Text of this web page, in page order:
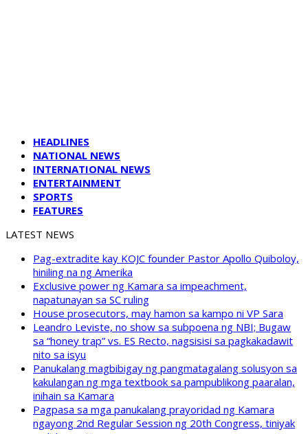
HEADLINES
NATIONAL NEWS
INTERNATIONAL NEWS
ENTERTAINMENT
SPORTS
FEATURES
LATEST NEWS
Pag-extradite kay KOJC founder Pastor Apollo Quiboloy,
hiniling na ng Amerika
Exclusive power ng Kamara sa impeachment,
napatunayan sa SC ruling
House prosecutors, may hamon sa kampo ni VP Sara
Leandro Leviste, no show sa subpoena ng NBI; Bugaw
sa “honey trap” vs. ES Recto, nagsisisi sa pagkakadawit
nito sa isyu
Panukalang magbibigay ng pangmatagalang solusyon sa
kakulangan ng mga textbook sa pampublikong paaralan,
inihain sa Kamara
Pagpasa sa mga panukalang prayoridad ng Kamara
ngayong 2nd Regular Session ng 20th Congress, tiniyak